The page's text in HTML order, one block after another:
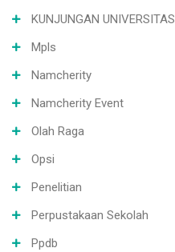
KUNJUNGAN UNIVERSITAS
Mpls
Namcherity
Namcherity Event
Olah Raga
Opsi
Penelitian
Perpustakaan Sekolah
Ppdb